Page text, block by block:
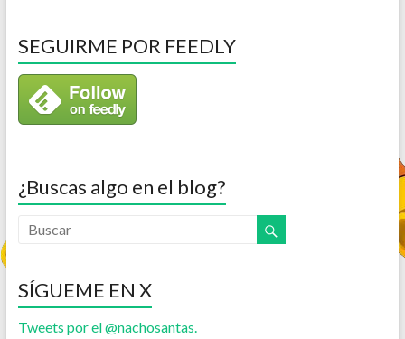
SEGUIRME POR FEEDLY
¿Buscas algo en el blog?
SÍGUEME EN X
Tweets por el @nachosantas.